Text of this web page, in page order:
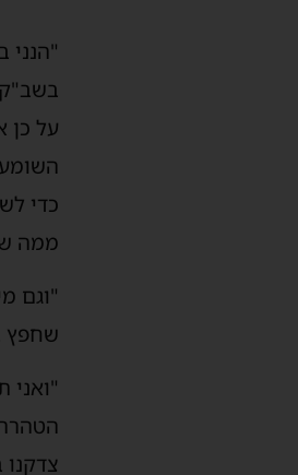
בשב"ק
על כן
כדי
ממה
"וגם
שחפץ
"ואני